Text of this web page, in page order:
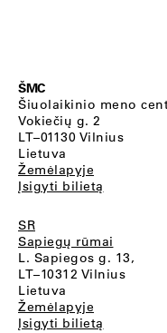
ŠMC
Šiuolaikinio meno
Vokiečių g. 2
LT–01130 Vilnius
Lietuva
Žemėlapyje
Įsigyti bilietą
SR
Sapiegų rūmai
L. Sapiegos g. 13,
LT–10312 Vilnius
Lietuva
Žemėlapyje
Įsigyti bilietą